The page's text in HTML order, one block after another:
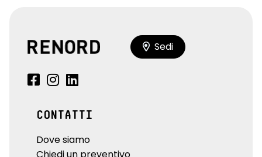
Sedi
CONTATTI
Dove siamo
Chiedi un preventivo